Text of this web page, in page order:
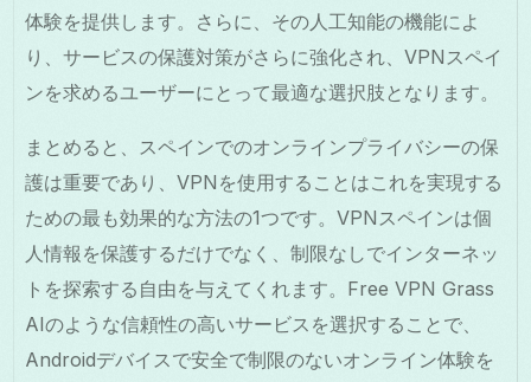
体験を提供します。さらに、その人工知能の機能によ
り、サービスの保護対策がさらに強化され、VPNスペイ
ンを求めるユーザーにとって最適な選択肢となります。
まとめると、スペインでのオンラインプライバシーの保
護は重要であり、VPNを使用することはこれを実現する
ための最も効果的な方法の1つです。VPNスペインは個
人情報を保護するだけでなく、制限なしでインターネッ
トを探索する自由を与えてくれます。Free VPN Grass
AIのような信頼性の高いサービスを選択することで、
Androidデバイスで安全で制限のないオンライン体験を